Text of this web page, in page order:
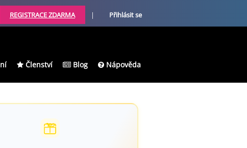
REGISTRACE ZDARMA | Přihlásit se
Členství Blog Nápověda